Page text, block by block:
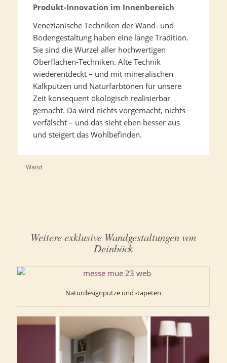
Produkt-Innovation im Innenbereich
Venezianische Techniken der Wand- und
Bodengestaltung haben eine lange Tradition.
Sie sind die Wurzel aller hochwertigen
Oberflächen-Techniken. Alte Technik
wiederentdeckt – und mit mineralischen
Kalkputzen und Naturfarbtönen für unsere
Zeit konsequent ökologisch realisierbar
gemacht. Da wird nichts vorgemacht, nichts
verfälscht – und das sieht eben besser aus
und steigert das Wohlbefinden.
Wand
Weitere exklusive Wandgestaltungen von
Deinböck
Naturdesignputze und -tapeten